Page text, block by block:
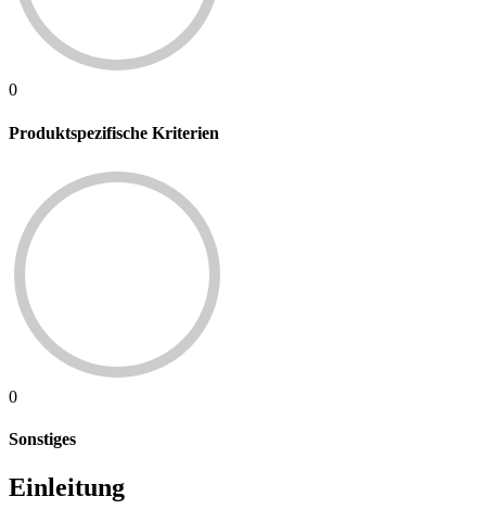
0
Produktspezifische Kriterien
0
Sonstiges
Einleitung